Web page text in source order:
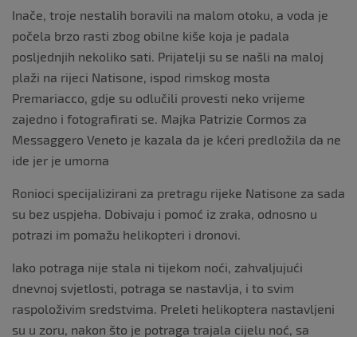
Inače, troje nestalih boravili na malom otoku, a voda je
počela brzo rasti zbog obilne kiše koja je padala
posljednjih nekoliko sati. Prijatelji su se našli na maloj
plaži na rijeci Natisone, ispod rimskog mosta
Premariacco, gdje su odlučili provesti neko vrijeme
zajedno i fotografirati se. Majka Patrizie Cormos za
Messaggero Veneto je kazala da je kćeri predložila da ne
ide jer je umorna
Ronioci specijalizirani za pretragu rijeke Natisone za sada
su bez uspjeha. Dobivaju i pomoć iz zraka, odnosno u
potrazi im pomažu helikopteri i dronovi.
Iako potraga nije stala ni tijekom noći, zahvaljujući
dnevnoj svjetlosti, potraga se nastavlja, i to svim
raspoloživim sredstvima. Preleti helikoptera nastavljeni
su u zoru, nakon što je potraga trajala cijelu noć, sa